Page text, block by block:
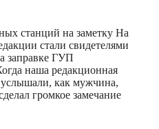
станций на заметку На
стали свидетелями
заправке ГУП
наша редакционная
как мужчина,
громкое замечание